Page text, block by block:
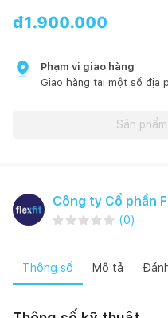
đ1.900.000
Phạm vi giao hàng
Giao hàng tại một số địa
Sản
Công ty Cổ phần
(0)
Thông số Mô tả